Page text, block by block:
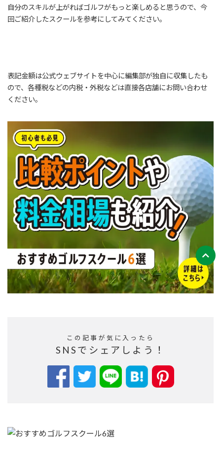
自分のスキルが上がればゴルフがもっと楽しめると思うので、今
回ご紹介したスクールを参考にしてみてください。
表記金額は公式ウェブサイトを中心に編集部が独自に収集したも
ので、各種税などの内税・外税などは直接各店舗にお問い合わせ
ください。
この記事が気に入ったら
SNSでシェアしよう！